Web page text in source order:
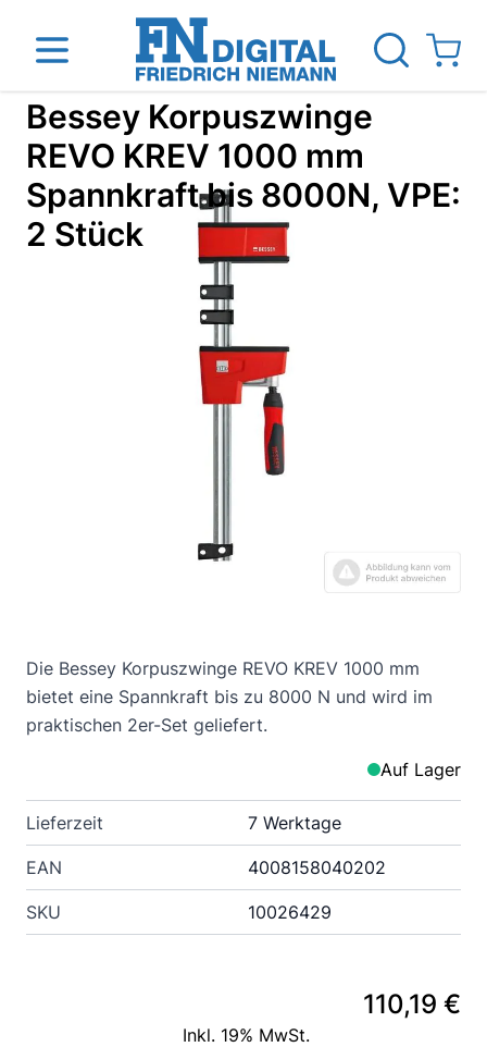
Direkt zum Inhalt
Das Unternehmen Standorte News Blog
View
Bessey Korpuszwinge
REVO KREV 1000 mm
Spannkraft bis 8000N, VPE:
2 Stück
Die Bessey Korpuszwinge REVO KREV 1000 mm
bietet eine Spannkraft bis zu 8000 N und wird im
praktischen 2er-Set geliefert.
Auf Lager
Lieferzeit 7 Werktage
EAN 4008158040202
SKU 10026429
110,19 €
Inkl. 19% MwSt.